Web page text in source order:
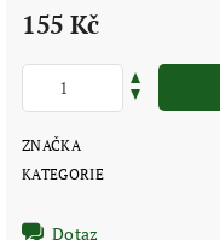
155 Kč
ZNAČKA
KATEGORIE
Dotaz